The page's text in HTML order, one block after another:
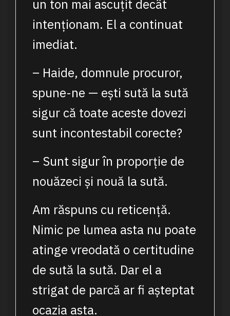
un ton mai ascuțit decât
intenționam. El a continuat
imediat.
– Haide, domnule procuror,
spune-ne — ești sută la sută
sigur că toate aceste dovezi
sunt incontestabil corecte?
– Sunt sigur în proporție de
nouăzeci și nouă la sută.
Am răspuns cu reticență.
Nimic pe lumea asta nu poate
atinge vreodată o certitudine
de sută la sută. Dar el a
strigat de parcă ar fi așteptat
ocazia asta.